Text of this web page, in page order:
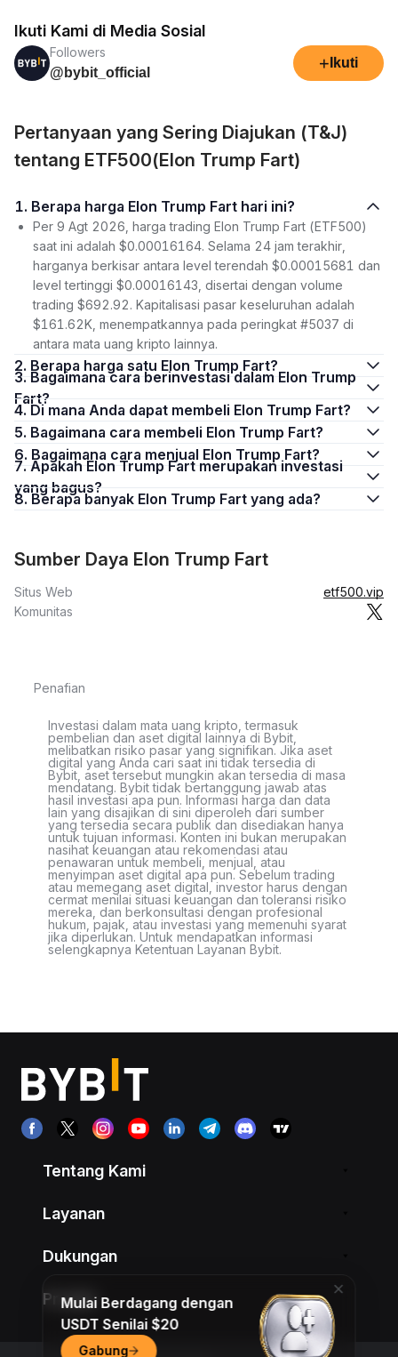
Ikuti Kami di Media Sosial
Followers
@bybit_official
+ Ikuti
Pertanyaan yang Sering Diajukan (T&J)
tentang ETF500(Elon Trump Fart)
1. Berapa harga Elon Trump Fart hari ini?
Per 9 Agt 2026, harga trading Elon Trump Fart (ETF500)
saat ini adalah $0.00016164. Selama 24 jam terakhir,
harganya berkisar antara level terendah $0.00015681 dan
level tertinggi $0.00016143, disertai dengan volume
trading $692.92. Kapitalisasi pasar keseluruhan adalah
$161.62K, menempatkannya pada peringkat #5037 di
antara mata uang kripto lainnya.
2. Berapa harga satu Elon Trump Fart?
3. Bagaimana cara berinvestasi dalam Elon Trump
Fart?
4. Di mana Anda dapat membeli Elon Trump Fart?
5. Bagaimana cara membeli Elon Trump Fart?
6. Bagaimana cara menjual Elon Trump Fart?
7. Apakah Elon Trump Fart merupakan investasi
yang bagus?
8. Berapa banyak Elon Trump Fart yang ada?
Sumber Daya Elon Trump Fart
Situs Web
etf500.vip
Komunitas
Penafian
Investasi dalam mata uang kripto, termasuk
pembelian dan aset digital lainnya di Bybit,
melibatkan risiko pasar yang signifikan. Jika aset
digital yang Anda cari saat ini tidak tersedia di
Bybit, aset tersebut mungkin akan tersedia di masa
mendatang. Bybit tidak bertanggung jawab atas
hasil investasi apa pun. Informasi harga dan data
lain yang disajikan di sini diperoleh dari sumber
yang tersedia secara publik dan disediakan hanya
untuk tujuan informasi. Konten ini bukan merupakan
nasihat keuangan atau rekomendasi atau
penawaran untuk membeli, menjual, atau
menyimpan aset digital apa pun. Sebelum trading
atau memegang aset digital, investor harus dengan
cermat menilai situasi keuangan dan toleransi risiko
mereka, dan berkonsultasi dengan profesional
hukum, pajak, atau investasi yang memenuhi syarat
jika diperlukan. Untuk mendapatkan informasi
selengkapnya Ketentuan Layanan Bybit.
Tentang Kami
Layanan
Dukungan
Produk
Mulai Berdagang dengan
USDT Senilai $20
Gabung